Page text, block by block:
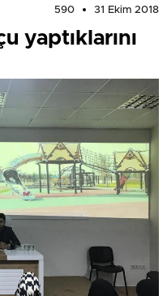
590 31 Ekim 2018
yaptıklarını